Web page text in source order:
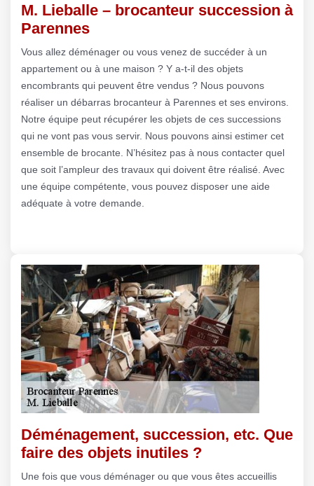
M. Lieballe – brocanteur succession à
Parennes
Vous allez déménager ou vous venez de succéder à un
appartement ou à une maison ? Y a-t-il des objets
encombrants qui peuvent être vendus ? Nous pouvons
réaliser un débarras brocanteur à Parennes et ses environs.
Notre équipe peut récupérer les objets de ces successions
qui ne vont pas vous servir. Nous pouvons ainsi estimer cet
ensemble de brocante. N’hésitez pas à nous contacter quel
que soit l’ampleur des travaux qui doivent être réalisé. Avec
une équipe compétente, vous pouvez disposer une aide
adéquate à votre demande.
Déménagement, succession, etc. Que
faire des objets inutiles ?
Une fois que vous déménager ou que vous êtes accueillis